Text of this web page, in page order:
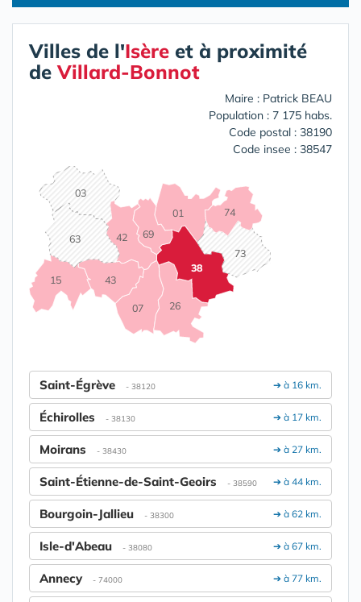
Villes de l'Isère et à proximité
deVillard-Bonnot
Maire : Patrick BEAU
Population : 7 175 habs.
Code postal : 38190
Code insee : 38547
01
03
07
15
26
38
42
43
63
69
73
74
➔ à 16 km.
Saint-Égrève - 38120
➔ à 17 km.
Échirolles - 38130
➔ à 27 km.
Moirans - 38430
➔ à 44 km.
Saint-Étienne-de-Saint-Geoirs - 38590
➔ à 62 km.
Bourgoin-Jallieu - 38300
➔ à 67 km.
Isle-d'Abeau - 38080
➔ à 77 km.
Annecy - 74000